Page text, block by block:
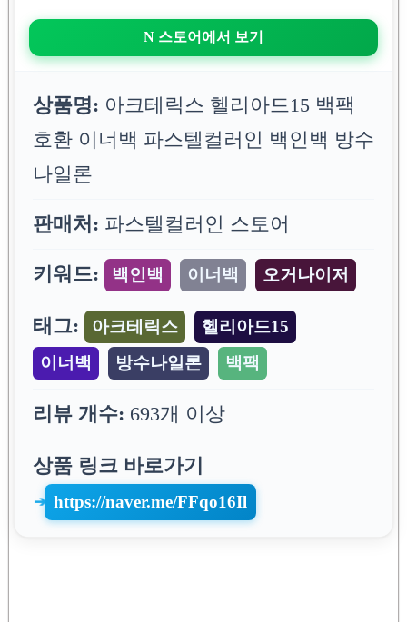
N 스토어에서 보기
상품명: 아크테릭스 헬리아드15 백팩
호환 이너백 파스텔컬러인 백인백 방수
나일론
판매처: 파스텔컬러인 스토어
키워드: 백인백 이너백 오거나이저
태그: 아크테릭스
헬리아드15
이너백
방수나일론 백팩
리뷰 개수: 693개 이상
상품 링크 바로가기
➔ https://naver.me/FFqo16Il